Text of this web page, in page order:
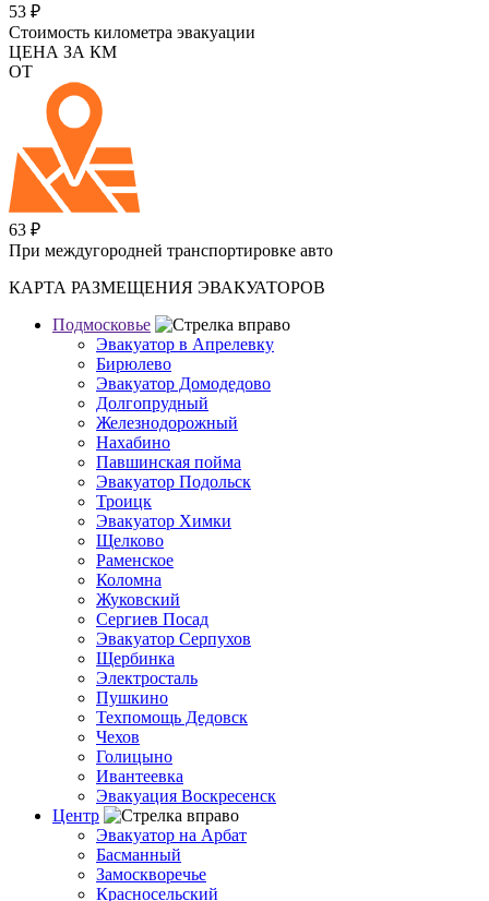
53 ₽
Стоимость километра эвакуации
ЦЕНА ЗА КМ
ОТ
63 ₽
При междугородней транспортировке авто
КАРТА РАЗМЕЩЕНИЯ ЭВАКУАТОРОВ
Подмосковье
Эвакуатор в Апрелевку
Бирюлево
Эвакуатор Домодедово
Долгопрудный
Железнодорожный
Нахабино
Павшинская пойма
Эвакуатор Подольск
Троицк
Эвакуатор Химки
Щелково
Раменское
Коломна
Жуковский
Сергиев Посад
Эвакуатор Серпухов
Щербинка
Электросталь
Пушкино
Техпомощь Дедовск
Чехов
Голицыно
Ивантеевка
Эвакуация Воскресенск
Центр
Эвакуатор на Арбат
Басманный
Замоскворечье
Красносельский